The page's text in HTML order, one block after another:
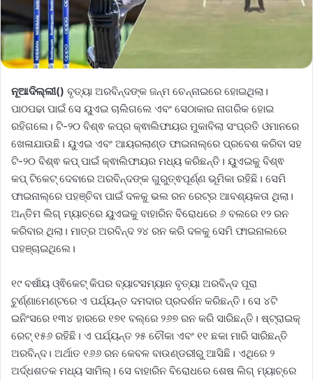
ନୂଆଦିଲ୍ଲୀ() ବୃତ୍ୟା ଅରବିନ୍ଦଙ୍କ ଜନ୍ମ ଚେନ୍ନାଇରେ ହୋଇଥିଲା।
ପାଠପଢା ପାଇଁ ସେ ୟୁଏଇ ଚାଲିଗଲେ ଏବଂ ସେଠାକାର ନାଗରିକ ହୋଇ
ରହିଗଲେ। ଟି-୨୦ ବିଶ୍ଵ କପ୍‌ର କ୍ଵାଲିଫାୟର ମୁକାବିଲା ସଂପ୍ରତି ଓମାନରେ
ଖେଳାଯାଉଛି। ୟୁଏଇ ଏବଂ ଆୟରଲାଣ୍ଡ ଫାଇନାଲ୍‌ରେ ପ୍ରବେଶ କରିବା ସହ
ଟି-୨୦ ବିଶ୍ଵ କପ୍‌ ପାଇଁ କ୍ଵାଲିଫାୟର ମଧ୍ୟ କରିଛନ୍ତି। ୟୁଏଇକୁ ବିଶ୍ଵ
କପ୍ ଟିକେଟ୍ ଦେବାରେ ଅରବିନ୍ଦଙ୍କ ଗୁରୁତ୍ଵପୂର୍ଣ୍ଣ ଭୂମିକା ରହିଛି। ସେମି
ଫାଇନାଲ୍‌ରେ ପହଞ୍ଚିବା ପାଇଁ ଦଳକୁ ଭଲ ରନ ରେଟ୍‌ର ଆବଶ୍ୟକତା ଥିଲା।
ଅନ୍ତିମ ଲିଗ୍ ମ୍ୟାଚ୍‌ରେ ୟୁଏଇକୁ ବାହାରିନ ବିରୋଧରେ ୬ ବଲରେ ୧୨ ରନ
କରିବାର ଥିଲା। ମାତ୍ର ଅରବିନ୍ଦ ୨୪ ରନ କରି ଦଳକୁ ସେମି ଫାଇନାଲରେ
ପହଞ୍ଚାଇଥିଲେ।
୧୯ ବର୍ଷୀୟ ଓ୍ଵିକେଟ୍ କିପର ବ୍ୟାଟସମ୍ୟାନ ବୃତ୍ୟା ଅରବିନ୍ଦ ପୂରା
ଟୁର୍ଣ୍ଣାମେଣ୍ଟରେ ଏ ପର୍ଯ୍ୟନ୍ତ ଦମଦାର ପ୍ରଦର୍ଶନ କରିଛନ୍ତି। ସେ ୪ଟି
ଇନିଂସରେ ୧୩୪ ହାରରେ ୧୭୧ ବଲ୍‌ରେ ୨୬୭ ରନ କରି ସାରିଛନ୍ତି। ଷ୍ଟ୍ରାଇକ୍
ରେଟ୍ ୧୫୬ ରହିଛି। ଏ ପର୍ଯ୍ୟନ୍ତ ୨୫ ଚୌକା ଏବଂ ୧୧ ଛକା ମାରି ସାରିଛନ୍ତି
ଅରବିନ୍ଦ। ଅର୍ଥାତ ୧୬୬ ରନ କେବଳ ବାଉଣ୍ଡରୀରୁ ଆସିଛି। ଏଥିରେ ୨
ଅର୍ଦ୍ଧଶତକ ମଧ୍ୟ ସାମିଲ୍। ସେ ବାହାରିନ ବିରୋଧରେ ଶେଷ ଲିଗ୍ ମ୍ୟାଚ୍‌ରେ